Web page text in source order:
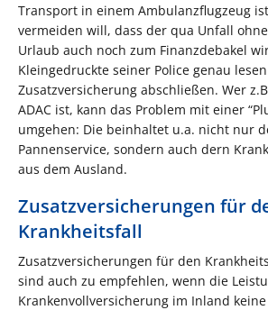
Transport in einem Ambulanzflugzeug
vermeiden will, dass der qua Unfall
Urlaub auch noch zum Finanzdebakel
Kleingedruckte seiner Police genau
Zusatzversicherung abschließen. Wer
ADAC ist, kann das Problem mit einer
umgehen: Die beinhaltet u.a. nicht nur
Pannenservice, sondern auch dern
aus dem Ausland.
Zusatzversicherungen für
Krankheitsfall
Zusatzversicherungen für den
sind auch zu empfehlen, wenn die
Krankenvollversicherung im Inland